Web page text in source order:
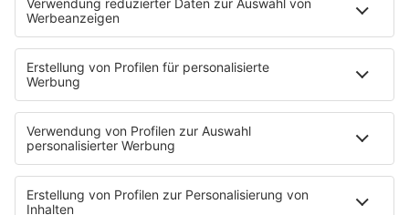
Eurodance
Grunge
Hiphop deutsch
House
Loveparade
Lovesongs
Rave